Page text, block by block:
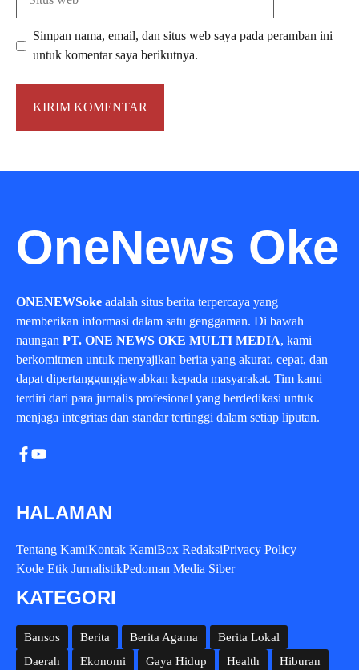
Simpan nama, email, dan situs web saya pada peramban ini
untuk komentar saya berikutnya.
OneNews Oke
ONENEWSoke adalah situs berita terpercaya yang
memberikan informasi dalam satu genggaman. Di bawah
naungan PT. ONE NEWS OKE MULTI MEDIA, kami
berkomitmen untuk menyajikan berita yang akurat, cepat, dan
dapat dipertanggungjawabkan kepada masyarakat. Tim kami
terdiri dari para jurnalis profesional yang berdedikasi untuk
menjaga integritas dan standar tertinggi dalam setiap liputan.
HALAMAN
Tentang KamiKontak KamiBox RedaksiPrivacy Policy
Kode Etik JurnalistikPedoman Media Siber
KATEGORI
Bansos Berita Berita Agama
Berita Lokal
Daerah
Ekonomi Gaya Hidup Health Hiburan